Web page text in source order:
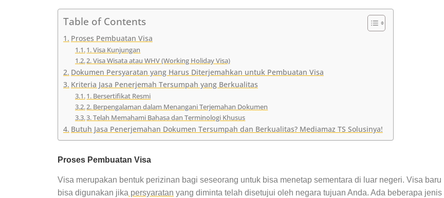
Table of Contents
Proses Pembuatan Visa
1. Visa Kunjungan
2. Visa Wisata atau WHV (Working Holiday Visa)
Dokumen Persyaratan yang Harus Diterjemahkan untuk Pembuatan Visa
Kriteria Jasa Penerjemah Tersumpah yang Berkualitas
1. Bersertifikat Resmi
2. Berpengalaman dalam Menangani Terjemahan Dokumen
3. Telah Memahami Bahasa dan Terminologi Khusus
Butuh Jasa Penerjemahan Dokumen Tersumpah dan Berkualitas? Mediamaz TS Solusinya!
Proses Pembuatan Visa
Visa merupakan bentuk perizinan bagi seseorang untuk bisa menetap sementara di luar negeri. Visa baru
bisa digunakan jika persyaratan yang diminta telah disetujui oleh negara tujuan Anda. Ada beberapa jenis